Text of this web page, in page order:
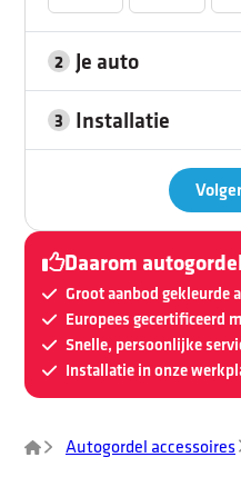
2 Je auto
3 Installatie
Daarom
Groot aanbod gekleurde
Europees gecertificeerd
Snelle, persoonlijke
Installatie in onze
Autogordel accessoires